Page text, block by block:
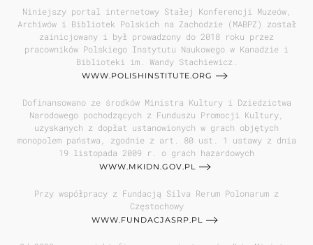
Niniejszy portal internetowy Stałej Konferencji Muzeów,
Archiwów i Bibliotek Polskich na Zachodzie (MABPZ) został
zainicjowany i był prowadzony do 2018 roku przez
pracowników Polskiego Instytutu Naukowego w Kanadzie i
Biblioteki im. Wandy Stachiewicz.
WWW.POLISHINSTITUTE.ORG
Dofinansowano ze środków Ministra Kultury i Dziedzictwa
Narodowego pochodzących z Funduszu Promocji Kultury,
uzyskanych z dopłat ustanowionych w grach objętych
monopolem państwa, zgodnie z art. 80 ust. 1 ustawy z dnia
19 listopada 2009 r. o grach hazardowych
WWW.MKIDN.GOV.PL
Przy współpracy z Fundacją Silva Rerum Polonarum z
Częstochowy
WWW.FUNDACJASRP.PL